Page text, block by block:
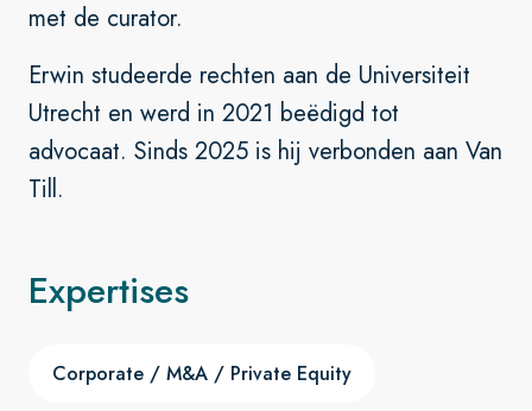
met de curator.
Erwin studeerde rechten aan de Universiteit
Utrecht en werd in 2021 beëdigd tot
advocaat. Sinds 2025 is hij verbonden aan Van
Till.
Expertises
Corporate / M&A / Private Equity